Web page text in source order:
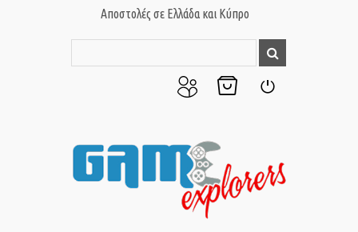
Αποστολές σε Ελλάδα και Κύπρο
μου